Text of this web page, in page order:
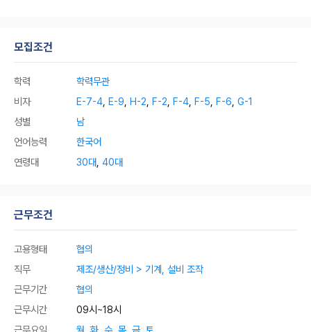
모집조건
학력
학력무관
비자
E-7-4 E-9 H-2 F-2 F-4 F-5 F-6 G-1
성별
남
언어능력
한국어
연령대
30대 40대
근무조건
고용형태
협의
직무
제조/생산/정비 > 기계, 설비 조작
근무기간
협의
근무시간
09시~18시
근무요일
월 ,화 수 목, 금 ,토